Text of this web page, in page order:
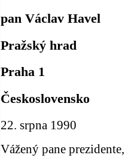
pan Václav Havel
Pražský hrad
Praha 1
Československo
22. srpna 1990
Vážený pane prezidente,